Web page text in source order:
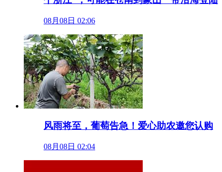
08月08日 02:06
风雨将至，葡萄告急！爱心助农邀您认购
08月08日 02:04